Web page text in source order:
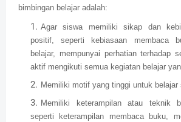
bimbingan belajar adalah:
Agar siswa memiliki sikap dan
positif, seperti kebiasaan membaca
belajar, mempunyai perhatian terhadap
aktif mengikuti semua kegiatan belajar
Memiliki motif yang tinggi untuk belajar
Memiliki keterampilan atau teknik
seperti keterampilan membaca buku,